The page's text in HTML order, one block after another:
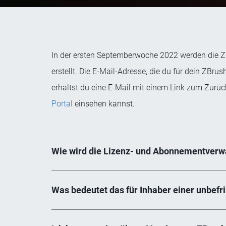
In der ersten Septemberwoche 2022 werden die
erstellt. Die E-Mail-Adresse, die du für dein
erhältst du eine E-Mail mit einem Link zum
Portal einsehen kannst.
Wie wird die Lizenz- und
Was bedeutet das für Inhaber einer